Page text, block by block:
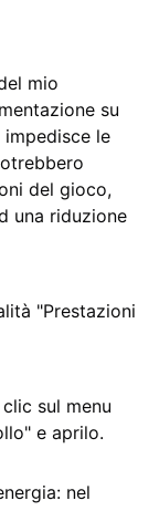
mio
su
impedisce le
del gioco,
una riduzione
"Prestazioni
sul menu
e aprilo.
nel